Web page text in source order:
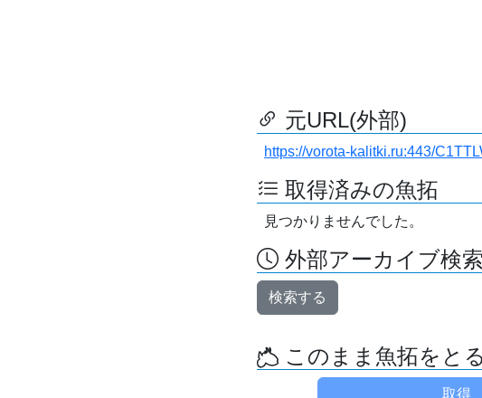
元URL(外部)
https://vorota-kalitki.ru:443/
取得済みの魚拓
見つかりませんでした。
外部アーカイブ検
検索する
このまま魚拓をとる